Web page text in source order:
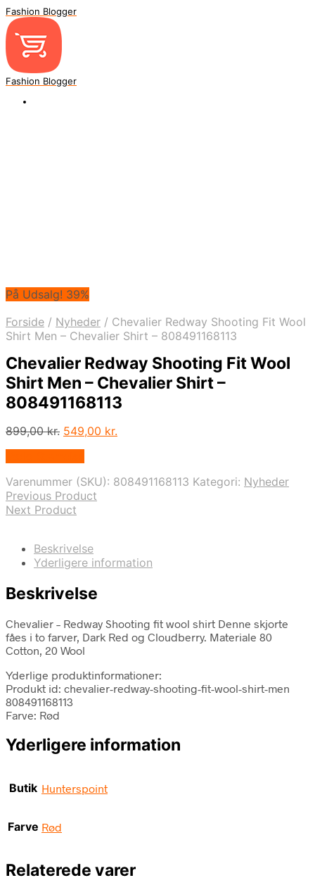
Fashion Blogger
Fashion Blogger
På Udsalg! 39%
Forside / Nyheder / Chevalier Redway Shooting Fit Wool
Shirt Men – Chevalier Shirt – 808491168113
Chevalier Redway Shooting Fit Wool
Shirt Men – Chevalier Shirt –
808491168113
899,00kr. Den
899,00 kr..
549,00 kr.
549,00 kr..
Varenummer (SKU): 808491168113 Kategori: Nyheder
Previous Product
Next Product
Beskrivelse
Yderligere information
Beskrivelse
Chevalier – Redway Shooting fit wool shirt Denne skjorte
fåes i to farver, Dark Red og Cloudberry. Materiale 80
Cotton, 20 Wool
Yderlige produktinformationer:
Produkt id: chevalier-redway-shooting-fit-wool-shirt-men
808491168113
Farve: Rød
Yderligere information
Butik Hunterspoint
Farve Rød
Relaterede varer